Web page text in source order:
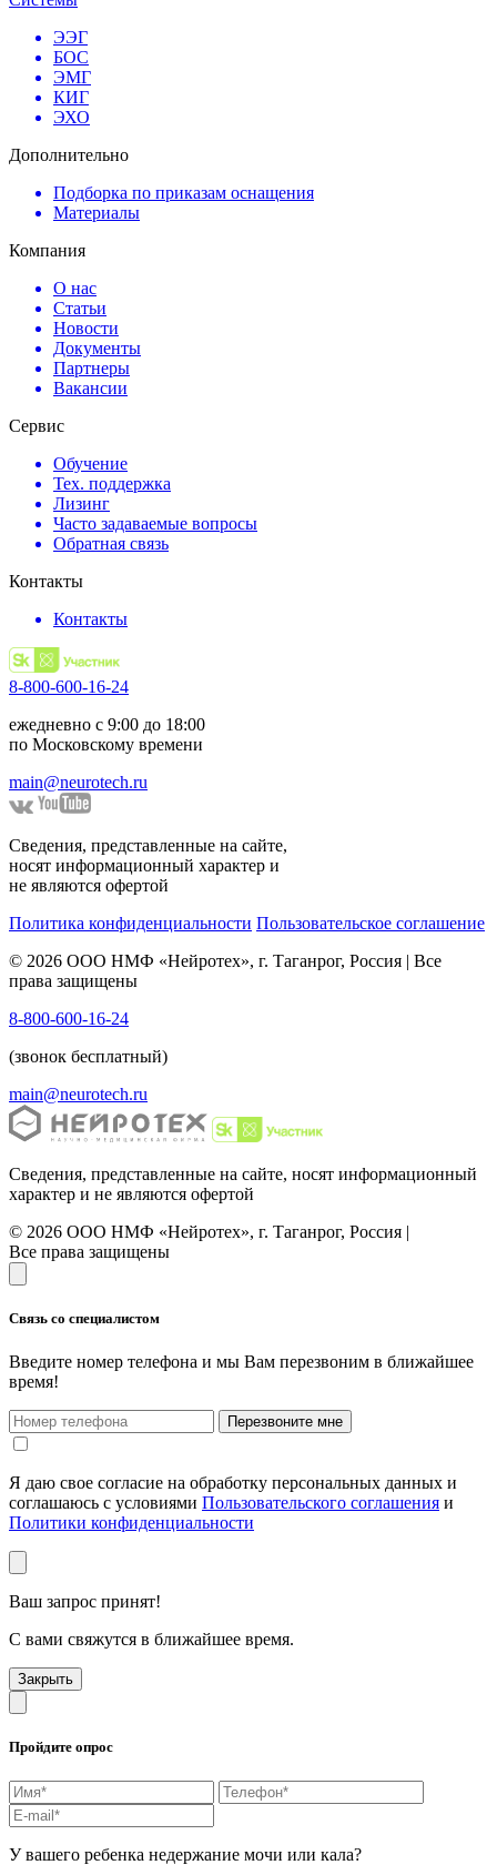
ЭЭГ
БОС
ЭМГ
КИГ
ЭХО
Дополнительно
Подборка по приказам оснащения
Материалы
Компания
О нас
Статьи
Новости
Документы
Партнеры
Вакансии
Сервис
Обучение
Тех. поддержка
Лизинг
Часто задаваемые вопросы
Обратная связь
Контакты
Контакты
8-800-600-16-24
ежедневно с 9:00 до 18:00
по Московскому времени
main@neurotech.ru
Сведения, представленные на сайте,
носят информационный характер и
не являются офертой
Политика конфиденциальности Пользовательское соглашение
© 2026 ООО НМФ «Нейротех», г. Таганрог, Россия | Все
права защищены
8-800-600-16-24
(звонок бесплатный)
main@neurotech.ru
Сведения, представленные на сайте, носят информационный
характер и не являются офертой
© 2026 ООО НМФ «Нейротех», г. Таганрог, Россия |
Все права защищены
Связь со специалистом
Введите номер телефона и мы Вам перезвоним в ближайшее
время!
Перезвоните мне
Я даю свое согласие на обработку персональных данных и
соглашаюсь с условиями Пользовательского соглашения и
Политики конфиденциальности
Ваш запрос принят!
С вами свяжутся в ближайшее время.
Закрыть
Пройдите опрос
У вашего ребенка недержание мочи или кала?